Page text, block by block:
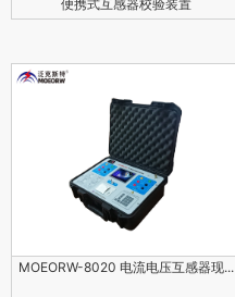
便携式互感器校验装置
MOEORW-8020 电流电压互感器现...